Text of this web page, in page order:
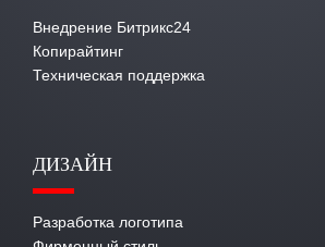
Внедрение Битрикс24
Копирайтинг
Техническая поддержка
ДИЗАЙН
Разработка логотипа